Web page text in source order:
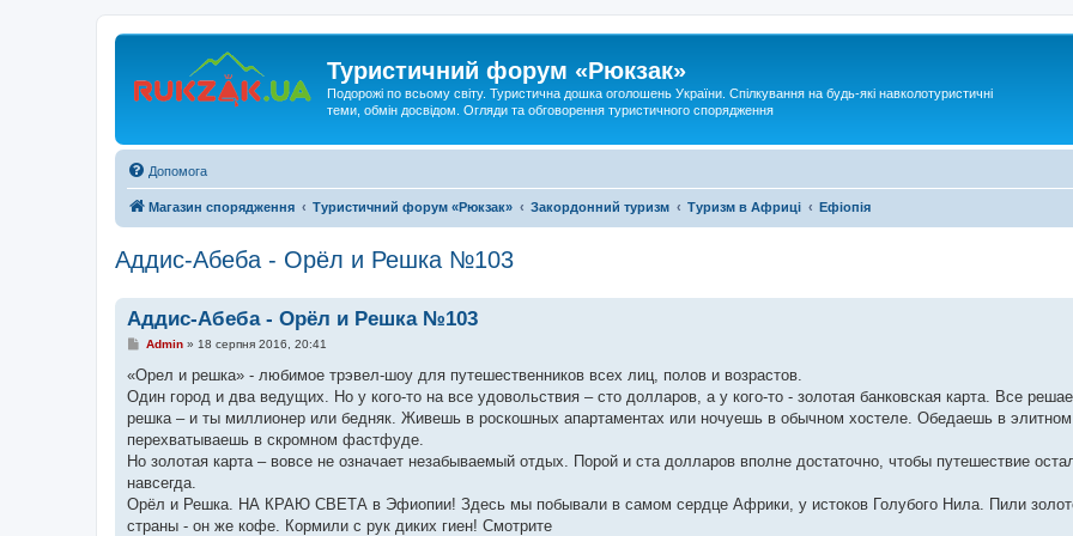
Туристичний форум «Рюкзак»
Подорожі по всьому світу. Туристична дошка оголошень України. Спілкування на будь-які навколотуристичні
теми, обмін досвідом. Огляди та обговорення туристичного спорядження
Допомога
Магазин спорядження Туристичний форум «Рюкзак» Закордонний туризм Туризм в Африці Ефіопія
Аддис-Абеба - Орёл и Решка №103
Аддис-Абеба - Орёл и Решка №103
П
в
д
о
л
е
н
я
Admin» 18 серпня 2016, 20:41
«Орел и решка» - любимое трэвел-шоу для путешественников всех лиц, полов и возрастов.
Один город и два ведущих. Но у кого-то на все удовольствия – сто долларов, а у кого-то - золотая банковская карта. Все
решка – и ты миллионер или бедняк. Живешь в роскошных апартаментах или ночуешь в обычном хостеле. Обедаешь в элитном
перехватываешь в скромном фастфуде.
Но золотая карта – вовсе не означает незабываемый отдых. Порой и ста долларов вполне достаточно, чтобы путешествие
навсегда.
Орёл и Решка. НА КРАЮ СВЕТА в Эфиопии! Здесь мы побывали в самом сердце Африки, у истоков Голубого Нила. Пили
страны - он же кофе. Кормили с рук диких гиен! Смотрите